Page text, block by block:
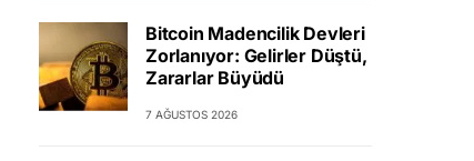
Bitcoin Madencilik Devleri
Zorlanıyor: Gelirler Düştü,
Zararlar Büyüdü
7 AĞUSTOS 2026